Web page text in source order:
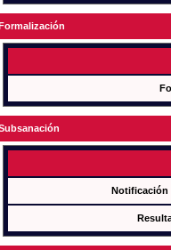
Notificación